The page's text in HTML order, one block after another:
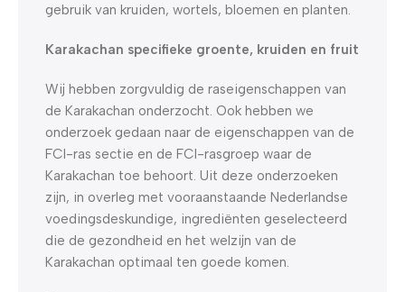
gebruik van kruiden, wortels, bloemen en planten.
Karakachan specifieke groente, kruiden en fruit
Wij hebben zorgvuldig de raseigenschappen van
de Karakachan onderzocht. Ook hebben we
onderzoek gedaan naar de eigenschappen van de
FCI-ras sectie en de FCI-rasgroep waar de
Karakachan toe behoort. Uit deze onderzoeken
zijn, in overleg met vooraanstaande Nederlandse
voedingsdeskundige, ingrediënten geselecteerd
die de gezondheid en het welzijn van de
Karakachan optimaal ten goede komen.